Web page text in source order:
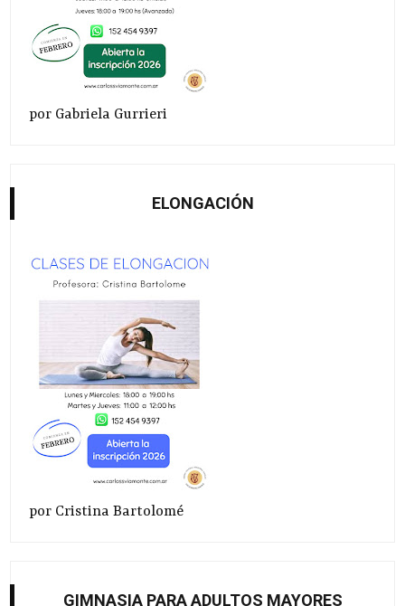
por Gabriela Gurrieri
ELONGACIÓN
por Cristina Bartolomé
GIMNASIA PARA ADULTOS MAYORES